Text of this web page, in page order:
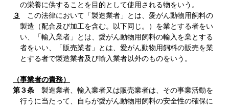
の栄養に供することを目的として使用される物をいう。
３
この法律において「製造業者」とは、愛がん動物用飼料の
製造（配合及び加工を含む。以下同じ。）を業とする者をい
い、「輸入業者」とは、愛がん動物用飼料の輸入を業とする
者をいい、「販売業者」とは、愛がん動物用飼料の販売を業
とする者で製造業者及び輸入業者以外のものをいう。
（事業者の責務）
第３条 製造業者、輸入業者又は販売業者は、その事業活動を
行うに当たって、自らが愛がん動物用飼料の安全性の確保に